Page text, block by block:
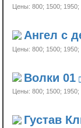
Цены: 800; 1500;
Ангел с
Цены: 800; 1500; 1950;
Волки 01
Цены: 800; 1500;
Густав